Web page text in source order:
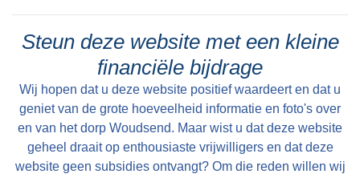
Steun deze website met een kleine
financiële bijdrage
Wij hopen dat u deze website positief waardeert en dat u
geniet van de grote hoeveelheid informatie en foto's over
en van het dorp Woudsend. Maar wist u dat deze website
geheel draait op enthousiaste vrijwilligers en dat deze
website geen subsidies ontvangt? Om die reden willen wij